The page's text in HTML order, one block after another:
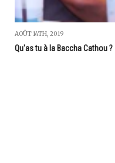
AOÛT 14TH, 2019
Qu'as tu à la Baccha Cathou ?